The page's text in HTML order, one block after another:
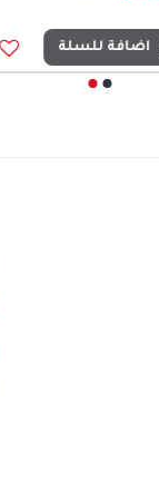
اضافة للسلة